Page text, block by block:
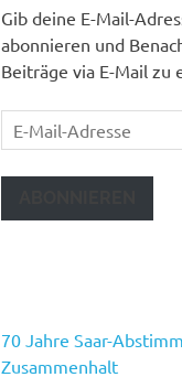
Gib deine E-Mail-
abonnieren und
Beiträge via E-Mail zu
E-
Mail-
Adresse
70 Jahre Saar-
Zusammenhalt